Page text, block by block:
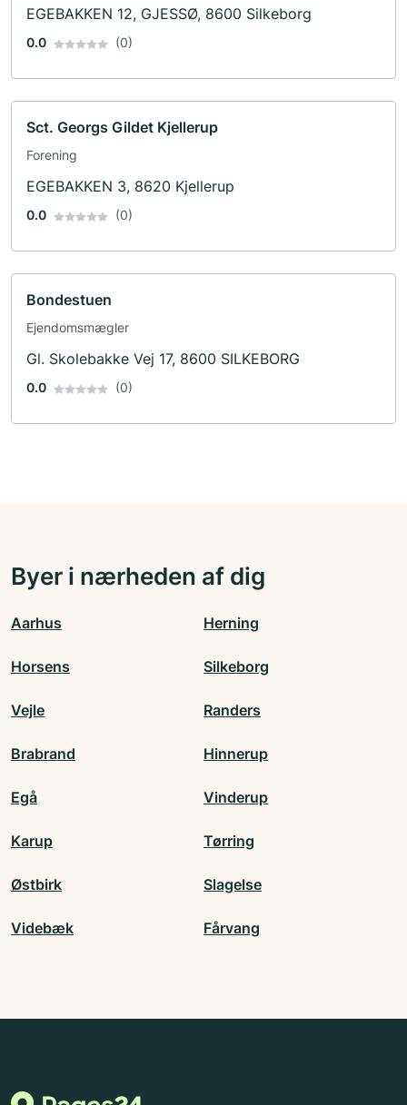
EGEBAKKEN 12, GJESSØ, 8600 Silkeborg
0.0 (0)
Sct. Georgs Gildet Kjellerup
Forening
EGEBAKKEN 3, 8620 Kjellerup
0.0 (0)
Bondestuen
Ejendomsmægler
Gl. Skolebakke Vej 17, 8600 SILKEBORG
0.0 (0)
Byer i nærheden af dig
Aarhus Herning
Horsens Silkeborg
Vejle Randers
Brabrand Hinnerup
Egå Vinderup
Karup Tørring
Østbirk Slagelse
Videbæk Fårvang